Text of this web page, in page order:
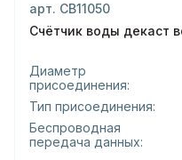
арт. СВ11050
Счётчик воды декаст
Диаметр
присоединения:
Тип присоединения:
Беспроводная
передача данных: